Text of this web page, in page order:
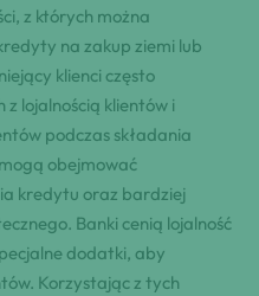
z których można
na zakup ziemi lub
klienci często
lojalnością klientów i
podczas składania
obejmować
kredytu oraz bardziej
Banki cenią lojalność
dodatki, aby
Korzystając z tych